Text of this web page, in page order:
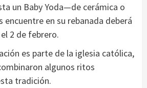
un Baby Yoda—de cerámica o
encuentre en su rebanada deberá
2 de febrero.
es parte de la iglesia católica,
algunos ritos
tradición.